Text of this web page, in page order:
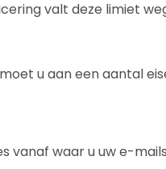
valt deze limiet
u aan een aantal
vanaf waar u uw e-